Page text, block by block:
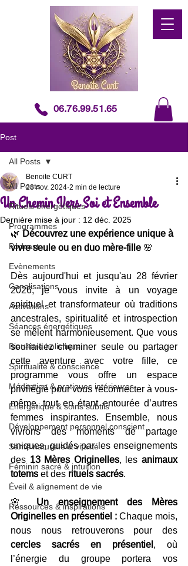
06.76.99.51.65
Post
All Posts
Rituels énergétiques
Programmes
Podcast
Evènements
Canalisations
Activations
Séances énergétiques
Bien-être holistique
Spiritualité & conscience
Méditation & pratiques intérieures
Énergétique & soins subtils
Développement personnel conscient
Santé naturelle & vitalité
Féminin sacré & intuition
Éveil & alignement de vie
Ressources & inspirations
All Posts
Un Chemin Vers Soi et Ensemble
Benoite CURT
28 nov. 2024 2 min de lecture
Dernière mise à jour : 12 déc. 2025
🌿 Découvrez une expérience unique à
vivre seule ou en duo mère-fille 🌸
Dès aujourd'hui et jusqu'au 28 février
2026, je vous invite à un voyage
spirituel et transformateur où traditions
ancestrales, spiritualité et introspection
se mêlent harmonieusement. Que vous
souhaitiez cheminer seule ou partager
cette aventure avec votre fille, ce
programme vous offre un espace
privilégié pour vous reconnecter à vous-
même, tout en étant entourée d’autres
femmes inspirantes. Ensemble, nous
vivrons des moments de partage
uniques, guidés par les enseignements
des 13 Mères Originelles, les animaux
totems et des rituels sacrés.
🌸 Un enseignement des Mères
Originelles en présentiel : Chaque mois,
cercles sacrés en présentiel, où
l’énergie du groupe portera vos